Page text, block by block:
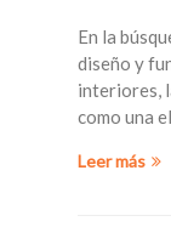
En la
diseño y
interiores,
como una
Leer más